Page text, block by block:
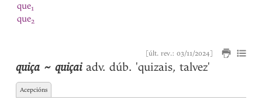
que1
que2
quebrantado
quebrantar
quebranto
[últ. rev.: 03/11/2024]
quiça ~ quiçai adv. dúb. 'quizais, talvez'
Acepcións